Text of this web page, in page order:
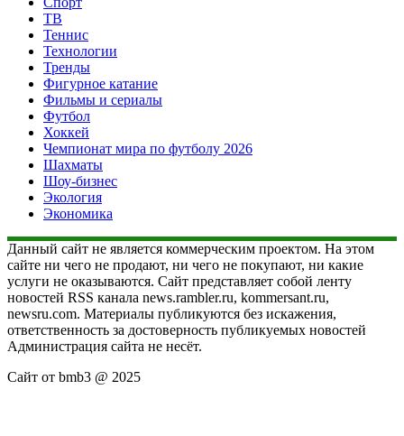
ТВ
Теннис
Технологии
Тренды
Фигурное катание
Фильмы и сериалы
Футбол
Хоккей
Чемпионат мира по футболу 2026
Шахматы
Шоу-бизнес
Экология
Экономика
Данный сайт не является коммерческим проектом. На этом
сайте ни чего не продают, ни чего не покупают, ни какие
услуги не оказываются. Сайт представляет собой ленту
новостей RSS канала news.rambler.ru, kommersant.ru,
newsru.com. Материалы публикуются без искажения,
ответственность за достоверность публикуемых новостей
Администрация сайта не несёт.
Сайт от bmb3 @ 2025